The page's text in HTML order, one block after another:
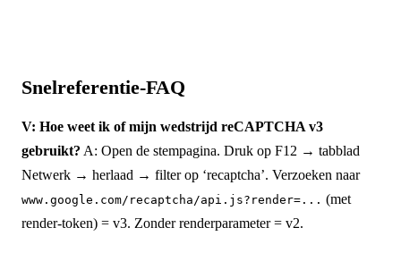
Snelreferentie-FAQ
V: Hoe weet ik of mijn wedstrijd reCAPTCHA v3
gebruikt? A: Open de stempagina. Druk op F12 → tabblad
Netwerk → herlaad → filter op ‘recaptcha’. Verzoeken naar
www.google.com/recaptcha/api.js?render=... (met
render-token) = v3. Zonder renderparameter = v2.